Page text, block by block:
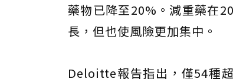
藥物已降至20%。減重藥在
長，但也使風險更加集中。
Deloitte報告指出，僅54種